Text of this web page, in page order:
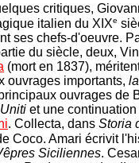
critiques,
italien du XIXe
ses chefs-d'oeuvre.
du siècle, deux,
(mort en 1837),
ouvrages importants,
ouvrages de
et une
. Collecta, dans Storia
Coco. Amari écrivit
Siciliennes.